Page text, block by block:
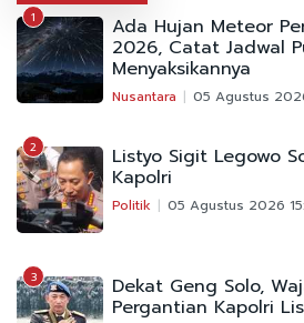
1 Ada Hujan Meteor
2026, Catat Jadwal
Menyaksikannya
Nusantara 05 Agustus
2 Listyo Sigit Legowo
Kapolri
Politik 05 Agustus 2026
3 Dekat Geng Solo,
Pergantian Kapolri